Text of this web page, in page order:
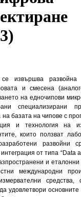
извършва
и смесена
на едночипови
специализирани
базата на чипове с
и технология на
които ползват
развойни
от типа “Data
и
международни
средства,
удовлетвори основните